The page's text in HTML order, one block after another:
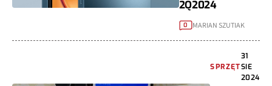
2Q2024
0 MARIAN SZUTIAK
SPRZĘT
31
SIE
2024